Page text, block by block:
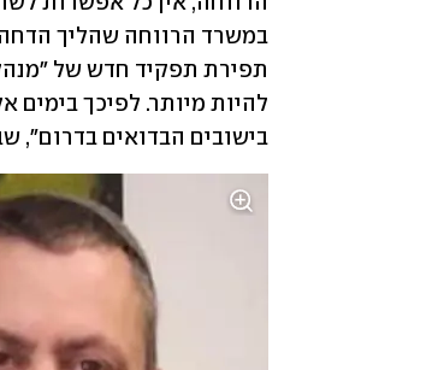
בישובים הבדואים בדרום",